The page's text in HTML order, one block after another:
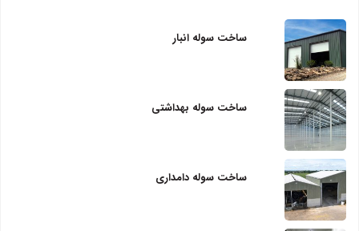
ساخت سوله انبار
ساخت سوله بهداشتی
ساخت سوله دامداری